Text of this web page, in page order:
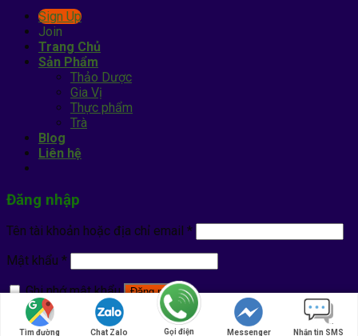
Sign Up
Join
Trang Chủ
Sản Phẩm
Thảo Dược
Gia Vị
Thực phẩm
Trà
Blog
Liên hệ
Tìm đường Chat Zalo Gọi điện Messenger Nhắn tin SMS
Đăng nhập
Tên tài khoản hoặc địa chỉ email *
Mật khẩu *
Ghi nhớ mật khẩu
Đăng nhập
Quên mật khẩu?